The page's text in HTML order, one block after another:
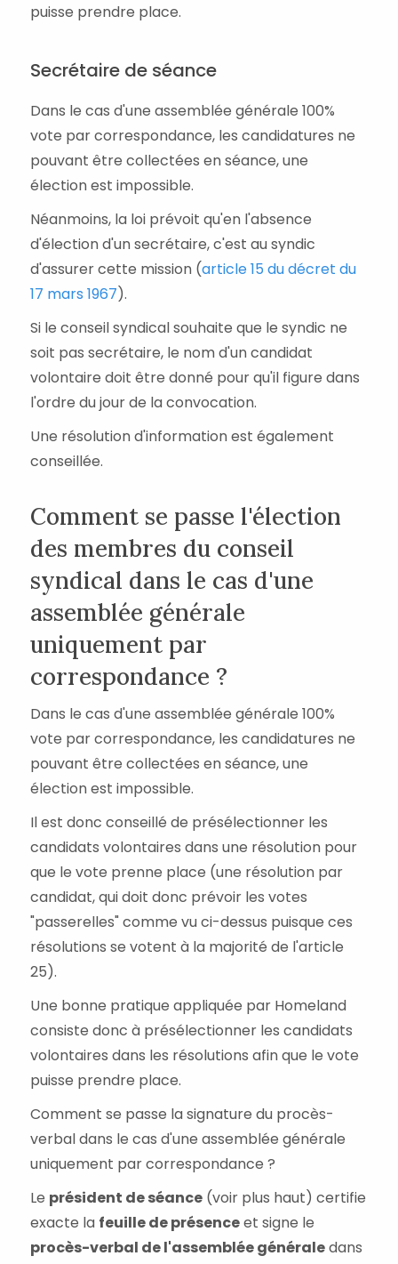
puisse prendre place.
Secrétaire de séance
Dans le cas d'une assemblée générale 100%
vote par correspondance, les candidatures ne
pouvant être collectées en séance, une
élection est impossible.
Néanmoins, la loi prévoit qu'en l'absence
d'élection d'un secrétaire, c'est au syndic
d'assurer cette mission (article 15 du décret du
17 mars 1967).
Si le conseil syndical souhaite que le syndic ne
soit pas secrétaire, le nom d'un candidat
volontaire doit être donné pour qu'il figure dans
l'ordre du jour de la convocation.
Une résolution d'information est également
conseillée.
Comment se passe l'élection
des membres du conseil
syndical dans le cas d'une
assemblée générale
uniquement par
correspondance ?
Dans le cas d'une assemblée générale 100%
vote par correspondance, les candidatures ne
pouvant être collectées en séance, une
élection est impossible.
Il est donc conseillé de présélectionner les
candidats volontaires dans une résolution pour
que le vote prenne place (une résolution par
candidat, qui doit donc prévoir les votes
"passerelles" comme vu ci-dessus puisque ces
résolutions se votent à la majorité de l'article
25).
Une bonne pratique appliquée par Homeland
consiste donc à présélectionner les candidats
volontaires dans les résolutions afin que le vote
puisse prendre place.
Comment se passe la signature du procès-
verbal dans le cas d'une assemblée générale
uniquement par correspondance ?
Le président de séance(voir plus haut) certifie
exacte la feuille de présenceet signe le
procès-verbal de l'assemblée généraledans